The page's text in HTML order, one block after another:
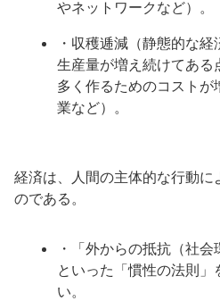
やネットワークなど）。
・収穫逓減（静態的な経
生産量が増え続けてある
多く作るためのコストが
業など）。
経済は、人間の主体的な行動に
のである。
・「外からの抵抗（社会
といった「慣性の法則
い。